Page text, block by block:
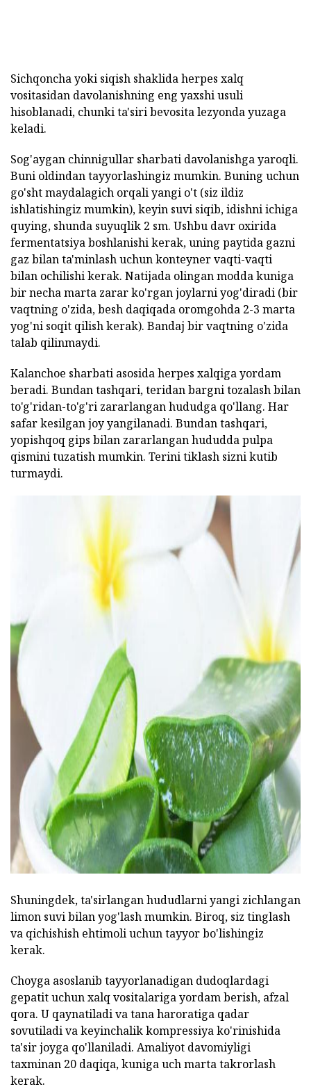
Sichqoncha yoki siqish shaklida herpes xalq
vositasidan davolanishning eng yaxshi usuli
hisoblanadi, chunki ta'siri bevosita lezyonda yuzaga
keladi.
Sog'aygan chinnigullar sharbati davolanishga yaroqli.
Buni oldindan tayyorlashingiz mumkin. Buning uchun
go'sht maydalagich orqali yangi o't (siz ildiz
ishlatishingiz mumkin), keyin suvi siqib, idishni ichiga
quying, shunda suyuqlik 2 sm. Ushbu davr oxirida
fermentatsiya boshlanishi kerak, uning paytida gazni
gaz bilan ta'minlash uchun konteyner vaqti-vaqti
bilan ochilishi kerak. Natijada olingan modda kuniga
bir necha marta zarar ko'rgan joylarni yog'diradi (bir
vaqtning o'zida, besh daqiqada oromgohda 2-3 marta
yog'ni soqit qilish kerak). Bandaj bir vaqtning o'zida
talab qilinmaydi.
Kalanchoe sharbati asosida herpes xalqiga yordam
beradi. Bundan tashqari, teridan bargni tozalash bilan
to'g'ridan-to'g'ri zararlangan hududga qo'llang. Har
safar kesilgan joy yangilanadi. Bundan tashqari,
yopishqoq gips bilan zararlangan hududda pulpa
qismini tuzatish mumkin. Terini tiklash sizni kutib
turmaydi.
ad
Shuningdek, ta'sirlangan hududlarni yangi zichlangan
limon suvi bilan yog'lash mumkin. Biroq, siz tinglash
va qichishish ehtimoli uchun tayyor bo'lishingiz
kerak.
Choyga asoslanib tayyorlanadigan dudoqlardagi
gepatit uchun xalq vositalariga yordam berish, afzal
qora. U qaynatiladi va tana haroratiga qadar
sovutiladi va keyinchalik kompressiya ko'rinishida
ta'sir joyga qo'llaniladi. Amaliyot davomiyligi
taxminan 20 daqiqa, kuniga uch marta takrorlash
kerak.